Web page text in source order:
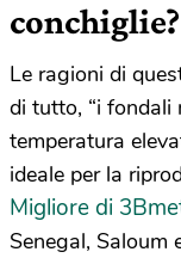
conchiglie?
Le ragioni di
di tutto, “i fondali
temperatura
ideale per la
Migliore di
Senegal, Saloum